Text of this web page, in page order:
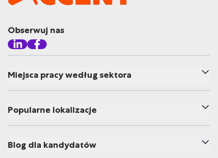
Obserwuj nas
Miejsca pracy według sektora
Popularne lokalizacje
Blog dla kandydatów